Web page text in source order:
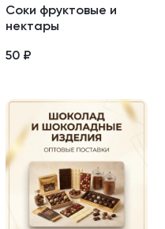
Соки фруктовые и
нектары
50 ₽